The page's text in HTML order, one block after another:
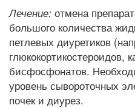
Лечение: отмена
большого количества
петлевых диуретиков
глюкокортикостероидов,
бисфосфонатов.
уровень сывороточных
почек и диурез.